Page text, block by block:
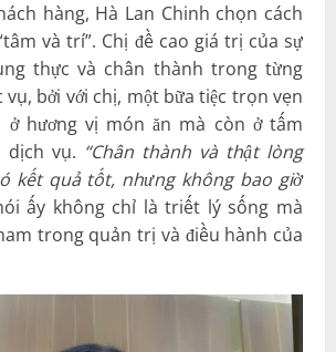
hàng, Hà Lan Chinh chọn cách
và trí”. Chị đề cao giá trị của sự
thực và chân thành trong từng
vụ, bởi với chị, một bữa tiệc trọn vẹn
ở hương vị món ăn mà còn ở tấm
dịch vụ. “Chân thành và thật lòng
kết quả tốt, nhưng không bao giờ
ấy không chỉ là triết lý sống mà
trong quản trị và điều hành của